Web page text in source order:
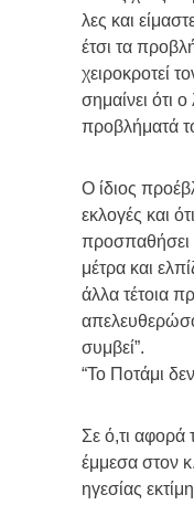
λες και
έτσι τα
χειροκροτεί
σημαίνει ότι
προβλήματά
Ο ίδιος
εκλογές και
προσπαθήσει
μέτρα και
άλλα τέτοια
συμβεί”.
“Το Ποτάμι δεν
Σε ό,τι αφορά
έμμεσα στον
ηγεσίας